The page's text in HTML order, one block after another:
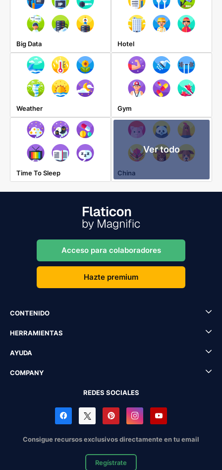
Big Data Hotel
Weather Gym
Time To Sleep
Ver todo
China
Acceso para colaboradores
Hazte premium
CONTENIDO
HERRAMIENTAS
AYUDA
COMPANY
REDES SOCIALES
Consigue recursos exclusivos directamente en tu email
Regístrate